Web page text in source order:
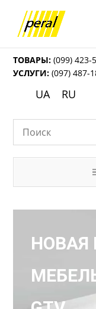
ТОВАРЫ: (099) 423-
УСЛУГИ: (097) 487-
UA RU
НОВАЯ